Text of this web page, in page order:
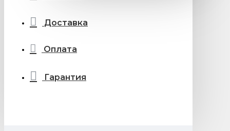
Доставка
Оплата
Гарантия